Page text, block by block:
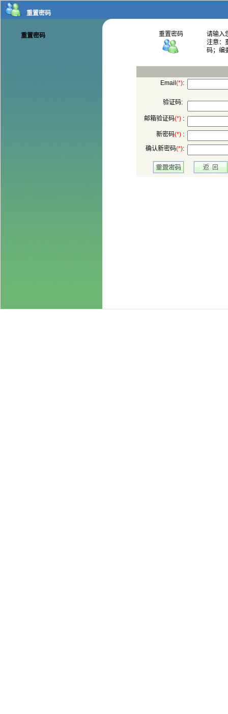
码；编
:
验证码:
:
:
: